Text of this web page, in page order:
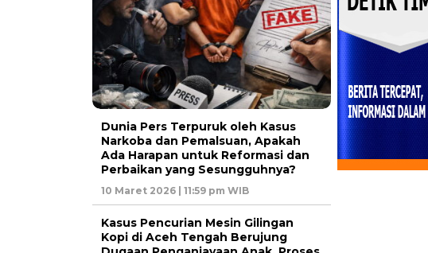
Dunia Pers Terpuruk oleh Kasus
Narkoba dan Pemalsuan, Apakah
Ada Harapan untuk Reformasi dan
Perbaikan yang Sesungguhnya?
10 Maret 2026 | 11:59 pm WIB
Kasus Pencurian Mesin Gilingan
Kopi di Aceh Tengah Berujung